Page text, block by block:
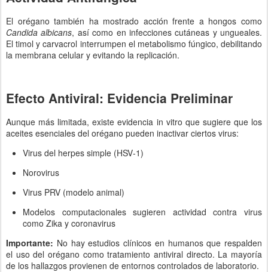
El orégano también ha mostrado acción frente a hongos como
Candida albicans, así como en infecciones cutáneas y ungueales.
El timol y carvacrol interrumpen el metabolismo fúngico, debilitando
la membrana celular y evitando la replicación.
Efecto Antiviral: Evidencia Preliminar
Aunque más limitada, existe evidencia in vitro que sugiere que los
aceites esenciales del orégano pueden inactivar ciertos virus:
Virus del herpes simple (HSV‑1)
Norovirus
Virus PRV (modelo animal)
Modelos computacionales sugieren actividad contra virus
como Zika y coronavirus
Importante: No hay estudios clínicos en humanos que respalden
el uso del orégano como tratamiento antiviral directo. La mayoría
de los hallazgos provienen de entornos controlados de laboratorio.